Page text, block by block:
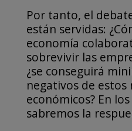
Por tanto, el
están servidas:
economía
sobrevivir las
¿se conseguirá
negativos de estos
económicos? En
sabremos la